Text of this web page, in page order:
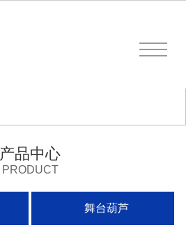
产品中心
PRODUCT
舞台葫芦